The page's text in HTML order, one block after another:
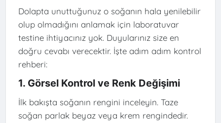
Dolapta unuttuğunuz o soğanın hala yenilebilir
olup olmadığını anlamak için laboratuvar
testine ihtiyacınız yok. Duyularınız size en
doğru cevabı verecektir. İşte adım adım kontrol
rehberi:
1. Görsel Kontrol ve Renk Değişimi
İlk bakışta soğanın rengini inceleyin. Taze
soğan parlak beyaz veya krem rengindedir.